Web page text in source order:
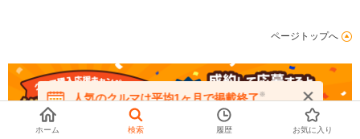
ページトップへ
人気のクルマは平均1ヶ月で掲載終了※
在庫が無くなる前にお問い合わせください
ホーム 検索 履歴 お気に入り